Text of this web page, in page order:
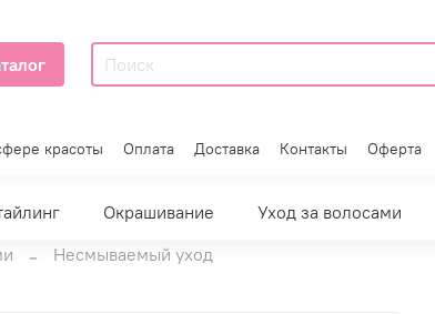
красоты Оплата Доставка Контакты Оферта
Окрашивание Уход за волосами
Несмываемый уход